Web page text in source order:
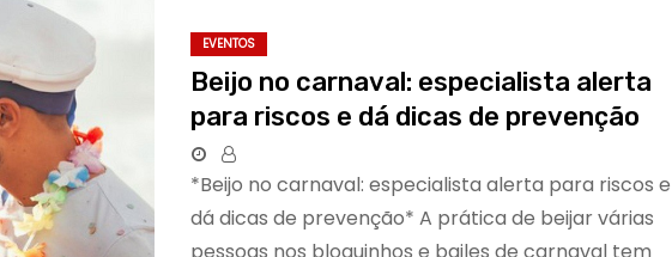
EVENTOS
Beijo no carnaval: especialista alerta
para riscos e dá dicas de prevenção
*Beijo no carnaval: especialista alerta para riscos e
dá dicas de prevenção* A prática de beijar várias